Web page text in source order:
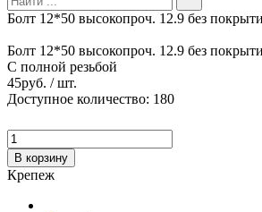
Болт 12*50 высокопроч. 12.9 без
Болт 12*50 высокопроч. 12.9 без
С полной резьбой
45руб. / шт.
Доступное количество: 180
В корзину
Крепеж